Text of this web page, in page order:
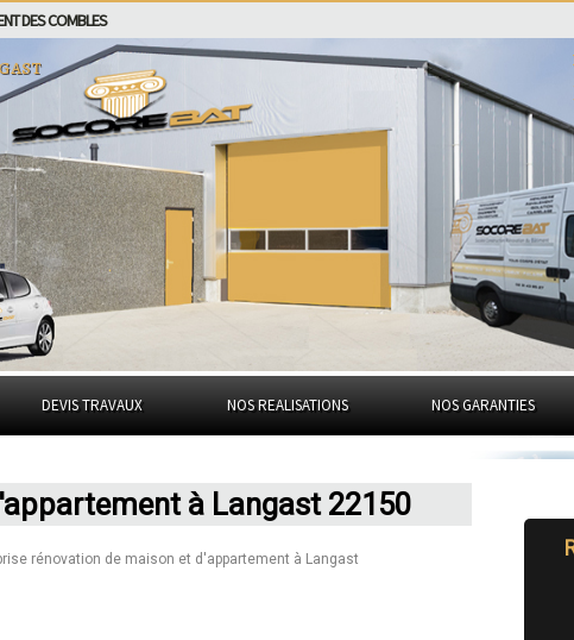
DES COMBLES
DEVIS TRAVAUX NOS REALISATIONS NOS GARANTIES
à Langast 22150
rénovation de maison et d'appartement à Langast